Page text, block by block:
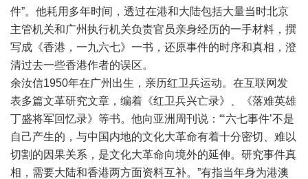
件”。他耗用多年时间，透过在港和大陆包括大量当时北京
主管机关和广州执行机关负责官员亲身经历的一手材料，撰
写成《香港，一九六七》一书，还原事件的时序和真相，澄
清过去一些香港作者的误区。
余汝信1950年在广州出生，亲历红卫兵运动。在互联网发
表多篇文革研究文章，编着《红卫兵兴亡录》、《落难英雄
丁盛将军回忆录》等书。他向亚洲周刊说：“‘六七事件’不是
自己产生的，与中国内地的文化大革命有着十分密切、难以
切割的因果关系，是文化大革命向境外的延伸。研究事件真
相，需要大陆和香港两方面资料互补。”有指当年身为港澳